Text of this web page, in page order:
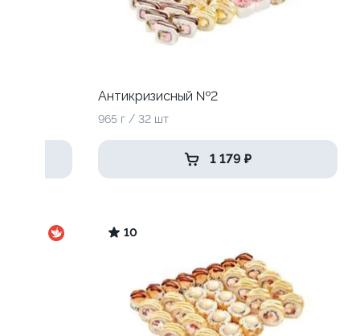
Антикризисный №2
965 г / 32 шт
1 179 ₽
10